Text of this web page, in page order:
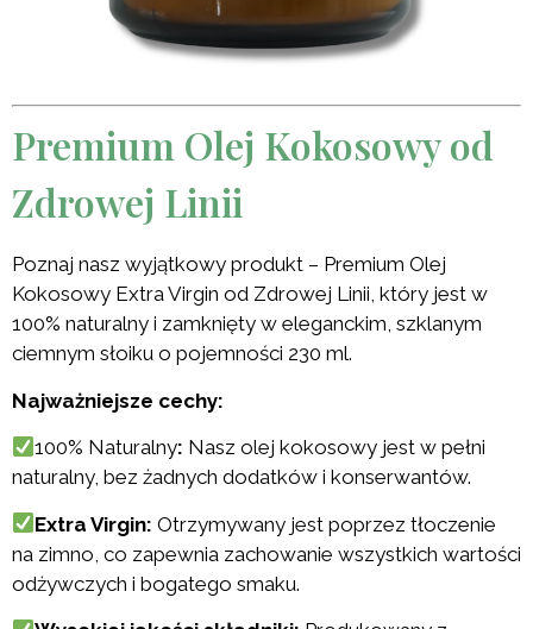
Premium Olej Kokosowy od
Zdrowej Linii
Poznaj nasz wyjątkowy produkt – Premium Olej
Kokosowy Extra Virgin od Zdrowej Linii, który jest w
100% naturalny i zamknięty w eleganckim, szklanym
ciemnym słoiku o pojemności 230 ml.
Najważniejsze cechy:
100% Naturalny: Nasz olej kokosowy jest w pełni
naturalny, bez żadnych dodatków i konserwantów.
Extra Virgin:Otrzymywany jest poprzez tłoczenie
na zimno, co zapewnia zachowanie wszystkich wartości
odżywczych i bogatego smaku.